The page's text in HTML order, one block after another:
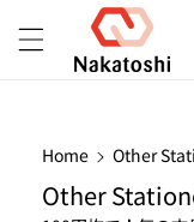
Content
Home Other
C
Other